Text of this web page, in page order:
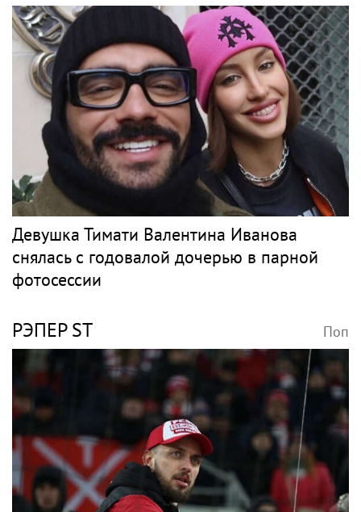
Девушка Тимати Валентина Иванова
снялась с годовалой дочерью в парной
фотосессии
РЭПЕР ST Поп